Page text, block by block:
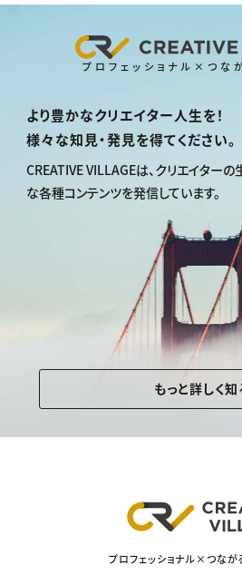
プロフェッショナル×つな
より豊かなクリエイター人生を！
様々な知見・発見を得てください。
CREATIVE VILLAGEは、 クリエイターの
な各種コンテンツを発信しています。
もっと詳しく知
プロフェッショナル×つな